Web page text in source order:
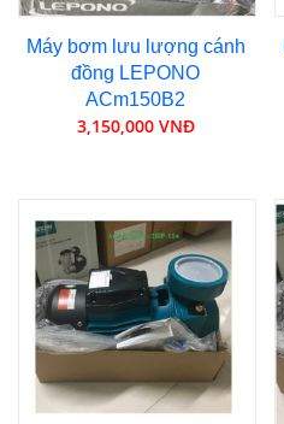
Máy bơm lưu lượng cánh
đồng LEPONO
ACm150B2
3,150,000 VNĐ